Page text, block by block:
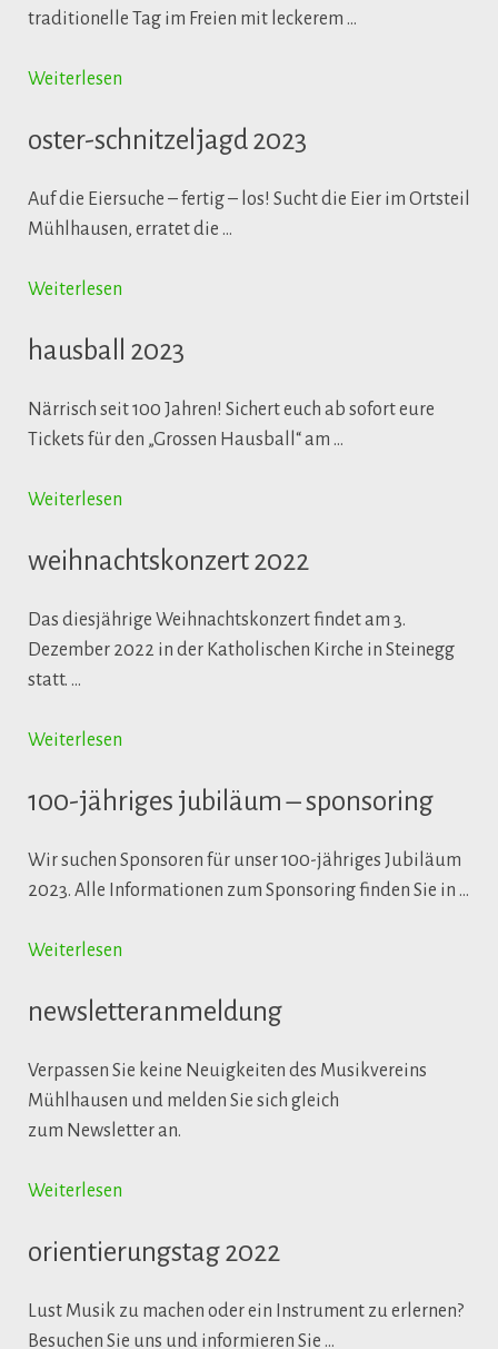
traditionelle Tag im Freien mit leckerem …
Weiterlesen
oster-schnitzeljagd 2023
Auf die Eiersuche – fertig – los! Sucht die Eier im Ortsteil
Mühlhausen, erratet die …
Weiterlesen
hausball 2023
Närrisch seit 100 Jahren! Sichert euch ab sofort eure
Tickets für den „Grossen Hausball“ am …
Weiterlesen
weihnachtskonzert 2022
Das diesjährige Weihnachtskonzert findet am 3.
Dezember 2022 in der Katholischen Kirche in Steinegg
statt. …
Weiterlesen
100-jähriges jubiläum – sponsoring
Wir suchen Sponsoren für unser 100-jähriges Jubiläum
2023. Alle Informationen zum Sponsoring finden Sie in …
Weiterlesen
newsletteranmeldung
Verpassen Sie keine Neuigkeiten des Musikvereins
Mühlhausen und melden Sie sich gleich
zum Newsletter an.
Weiterlesen
orientierungstag 2022
Lust Musik zu machen oder ein Instrument zu erlernen?
Besuchen Sie uns und informieren Sie …